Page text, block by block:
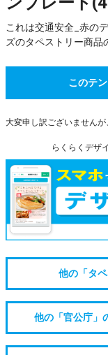
これは交通安全_赤の
ズのタペストリー商品
このテ
大変申し訳ございません
らくらくデザ
他の「タ
他の「官公庁」